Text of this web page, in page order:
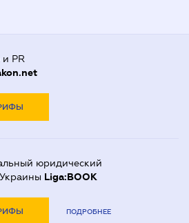
PR
юридический
Liga:BOOK
ПОДРОБНЕЕ